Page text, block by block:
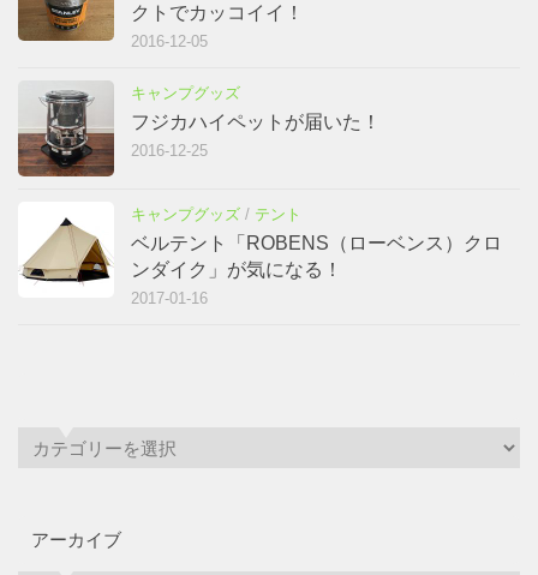
クトでカッコイイ！
2016-12-05
キャンプグッズ
フジカハイペットが届いた！
2016-12-25
キャンプグッズ / テント
ベルテント「ROBENS（ローベンス）クロ
ンダイク」が気になる！
2017-01-16
アーカイブ